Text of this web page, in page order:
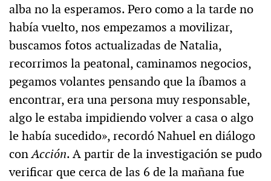
alba no la esperamos. Pero como a la tarde no
había vuelto, nos empezamos a movilizar,
buscamos fotos actualizadas de Natalia,
recorrimos la peatonal, caminamos negocios,
pegamos volantes pensando que la íbamos a
encontrar, era una persona muy responsable,
algo le estaba impidiendo volver a casa o algo
le había sucedido», recordó Nahuel en diálogo
conAcción. A partir de la investigación se pudo
verificar que cerca de las 6 de la mañana fue